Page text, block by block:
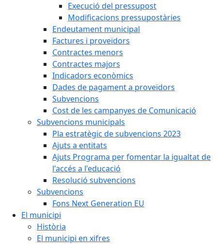
Execució del pressupost
Modificacions pressupostàries
Endeutament municipal
Factures i proveïdors
Contractes menors
Contractes majors
Indicadors econòmics
Dades de pagament a proveïdors
Subvencions
Cost de les campanyes de Comunicació
Subvencions municipals
Pla estratègic de subvencions 2023
Ajuts a entitats
Ajuts Programa per fomentar la igualtat de
l'accés a l'educació
Resolució subvencions
Subvencions
Fons Next Generation EU
El municipi
Història
El municipi en xifres